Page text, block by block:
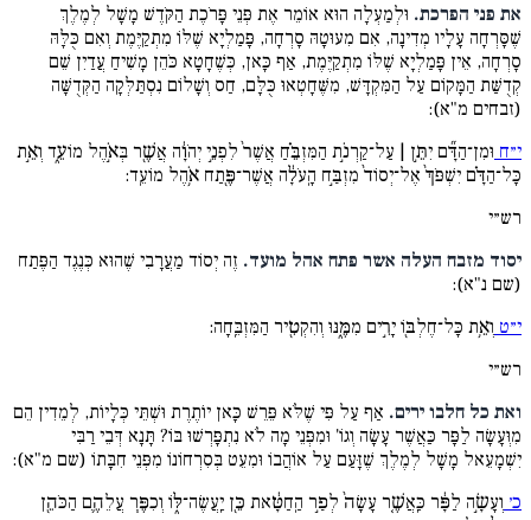
את פני הפרכת. וּלְמַעְלָה הוּא אוֹמֵר אֶת פְּנֵי פָּרֹכֶת הַקֹּדֶשׁ מָשָׁל לְמֶלֶךְ
שֶׁסָּרְחָה עָלָיו מְדִינָה, אִם מִעוּטָהּ סָרְחָה, פָּמַלְיָא שֶׁלּוֹ מִתְקַיֶּמֶת וְאִם כֻּלָּהּ
סָרְחָה, אֵין פָּמַלְיָא שֶׁלּוֹ מִתְקַיֶּמֶת, אַף כָּאן, כְּשֶׁחָטָא כֹּהֵן מָשִׁיחַ עֲדַיִן שֵׁם
קְדֻשַּׁת הַמָּקוֹם עַל הַמִּקְדָּשׁ, מִשֶּׁחָטְאוּ כֻּלָּם, חַס וְשָׁלוֹם נִסְתַּלְּקָה הַקְּדֻשָּׁה
(זבחים מ"א):
י״ח וּמִן־הַדָּ֞ם יִתֵּ֣ן | עַל־קַרְנֹ֣ת הַמִּזְבֵּ֗חַ אֲשֶׁר֙ לִפְנֵ֣י יְהֹוָ֔ה אֲשֶׁ֖ר בְּאֹ֣הֶל מוֹעֵ֑ד וְאֵ֣ת
כָּל־הַדָּ֗ם יִשְׁפֹּךְ֙ אֶל־יְסוֹד֙ מִזְבַּ֣ח הָֽעֹלָ֔ה אֲשֶׁר־פֶּ֖תַח אֹ֥הֶל מוֹעֵֽד:
רש״י
יסוד מזבח העלה אשר פתח אהל מועד. זֶה יְסוֹד מַעֲרָבִי שֶׁהוּא כְּנֶגֶד הַפֶּתַח
(שם נ"א):
י״ט וְאֵ֥ת כָּל־חֶלְבּ֖וֹ יָרִ֣ים מִמֶּ֑נּוּ וְהִקְטִ֖יר הַמִּזְבֵּֽחָה:
רש״י
ואת כל חלבו ירים. אַף עַל פִּי שֶׁלֹּא פֵּרֵשׁ כָּאן יוֹתֶרֶת וּשְׁתֵּי כְּלָיוֹת, לְמֵדִין הֵם
מִוְּעָשָׂה לַפָּר כַּאֲשֶׁר עָשָׂה וְגוֹ' וּמִפְּנֵי מָה לֹא נִתְפָּרְשׁוּ בּוֹ? תָּנָא דְּבֵי רַבִּי
יִשְׁמָעֵאל מָשָׁל לְמֶלֶךְ שֶׁזָּעַם עַל אוֹהֲבוֹ וּמִעֵט בְּסִרְחוֹנוֹ מִפְּנֵי חִבָּתוֹ (שם מ"א):
כ׳ וְעָשָׂ֣ה לַפָּ֔ר כַּֽאֲשֶׁ֤ר עָשָׂה֙ לְפַ֣ר הַֽחַטָּ֔את כֵּ֖ן יַֽעֲשֶׂה־לּ֑וֹ וְכִפֶּ֧ר עֲלֵהֶ֛ם הַכֹּהֵ֖ן